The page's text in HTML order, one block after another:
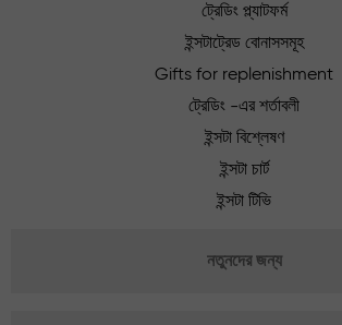
ট্রেডিং প্ল্যাটফর্ম
ইন্সটাট্রেড বোনাসসমূহ
Gifts for replenishment
ট্রেডিং -এর শর্তাবলী
ইন্সটা বিশ্লেষণ
ইন্সটা চার্ট
ইন্সটা টিভি
নতুনদের জন্য